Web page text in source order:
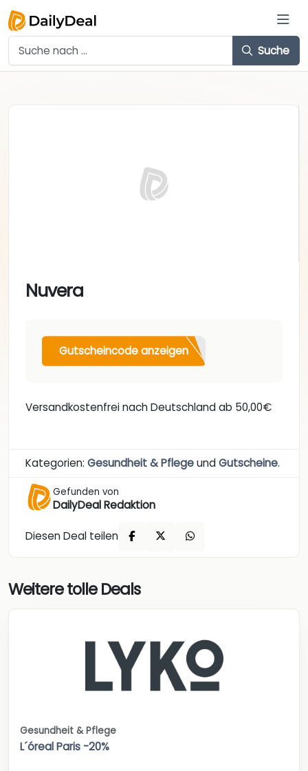
Suche
Nuvera
Gutscheincode anzeigen
Versandkostenfrei nach Deutschland ab 50,00€
Kategorien: Gesundheit & PflegeundGutscheine.
Gefunden von
DailyDeal Redaktion
Diesen Deal teilen
Weitere tolle Deals
Gesundheit & Pflege
L´óreal Paris -20%